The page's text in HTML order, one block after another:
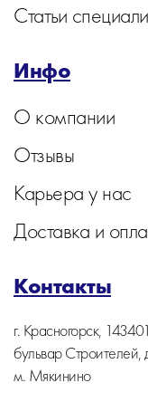
Статьи
Инфо
О компании
Отзывы
Карьера у нас
Доставка и
Контакты
г. Красногорск,
бульвар Строителей,
м. Мякинино